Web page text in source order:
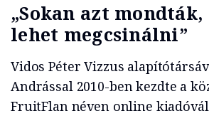
„Sokan azt
lehet megcsinálni”
Vidos Péter Vizzus
Andrással 2010-ben kezdte a
FruitFlan néven online